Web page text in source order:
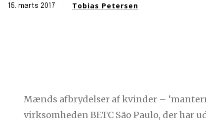
15. marts 2017 Tobias Petersen
Mænds afbrydelser af kvinder –
virksomheden BETC São Paulo, der